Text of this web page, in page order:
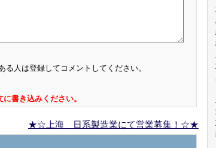
人は登録してコメントしてください。
書き込みください。
★☆上海 日系製造業にて営業募集！☆★